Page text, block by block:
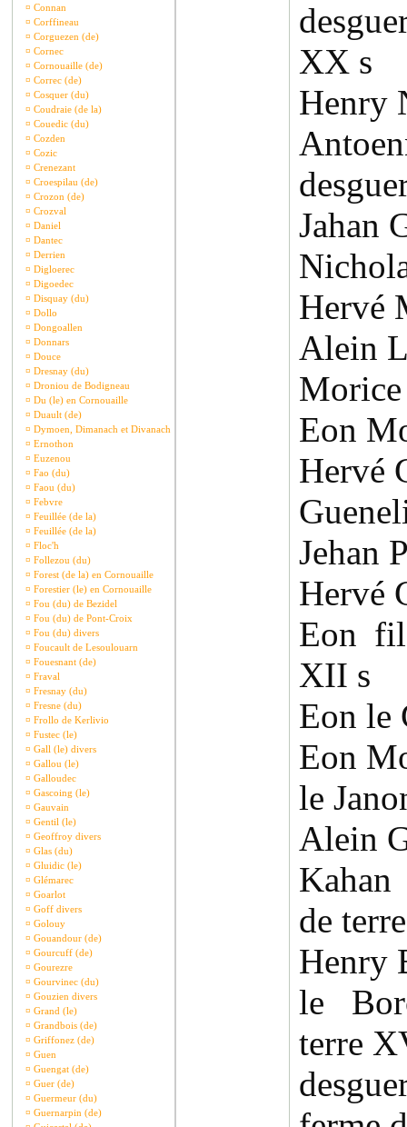
¤ Connan
¤ Corffineau
¤ Corguezen (de)
¤ Cornec
¤ Cornouaille (de)
¤ Correc (de)
¤ Cosquer (du)
¤ Coudraie (de la)
¤ Couedic (du)
¤ Cozden
¤ Cozic
¤ Crenezant
¤ Croespilau (de)
¤ Crozon (de)
¤ Crozval
¤ Daniel
¤ Dantec
¤ Derrien
¤ Digloerec
¤ Digoedec
¤ Disquay (du)
¤ Dollo
¤ Dongoallen
¤ Donnars
¤ Douce
¤ Dresnay (du)
¤ Droniou de Bodigneau
¤ Du (le) en Cornouaille
¤ Duault (de)
¤ Dymoen, Dimanach et Divanach
¤ Ernothon
¤ Euzenou
¤ Fao (du)
¤ Faou (du)
¤ Febvre
¤ Feuillée (de la)
¤ Feuillée (de la)
¤ Floc'h
¤ Follezou (du)
¤ Forest (de la) en Cornouaille
¤ Forestier (le) en Cornouaille
¤ Fou (du) de Bezidel
¤ Fou (du) de Pont-Croix
¤ Fou (du) divers
¤ Foucault de Lesoulouarn
¤ Fouesnant (de)
¤ Fraval
¤ Fresnay (du)
¤ Fresne (du)
¤ Frollo de Kerlivio
¤ Fustec (le)
¤ Gall (le) divers
¤ Gallou (le)
¤ Galloudec
¤ Gascoing (le)
¤ Gauvain
¤ Gentil (le)
¤ Geoffroy divers
¤ Glas (du)
¤ Gluidic (le)
¤ Glémarec
¤ Goarlot
¤ Goff divers
¤ Golouy
¤ Gouandour (de)
¤ Gourcuff (de)
¤ Gourezre
¤ Gourvinec (du)
¤ Gouzien divers
¤ Grand (le)
¤ Grandbois (de)
¤ Griffonez (de)
¤ Guen
¤ Guengat (de)
¤ Guer (de)
¤ Guermeur (du)
¤ Guernarpin (de)
XX s
Henry
Jahan
Hervé
Alein
Eon
Hervé
Jehan
Hervé
Eon
XII s
Eon le
Eon
le
Alein
de
Henry
le
terre